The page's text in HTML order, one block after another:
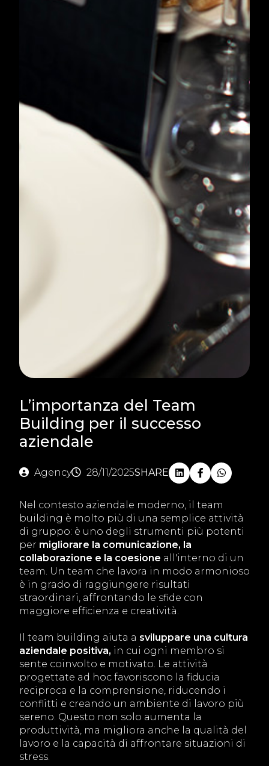
L’importanza del Team
Building per il successo
aziendale
Agency 28/11/2025SHARE
Nel contesto aziendale moderno, il team
building è molto più di una semplice attività
di gruppo: è uno degli strumenti più potenti
per migliorare la comunicazione, la
collaborazione e la coesione all'interno di un
team. Un team che lavora in modo armonioso
è in grado di raggiungere risultati
straordinari, affrontando le sfide con
maggiore efficienza e creatività.
Il team building aiuta a sviluppare una cultura
aziendale positiva, in cui ogni membro si
sente coinvolto e motivato. Le attività
progettate ad hoc favoriscono la fiducia
reciproca e la comprensione, riducendo i
conflitti e creando un ambiente di lavoro più
sereno. Questo non solo aumenta la
produttività, ma migliora anche la qualità del
lavoro e la capacità di affrontare situazioni di
stress.